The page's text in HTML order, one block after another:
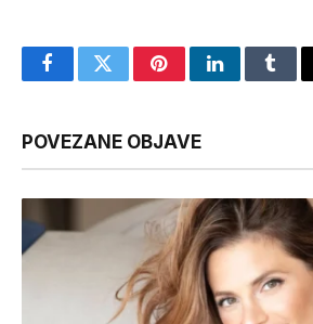
FacebookTwitterPinterestLinkedIn
POVEZANE OBJAVE